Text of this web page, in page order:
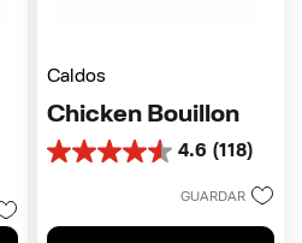
Caldos
Chicken Bouillon
4.6 (118)
4.6
estrellas.
GUARDAR